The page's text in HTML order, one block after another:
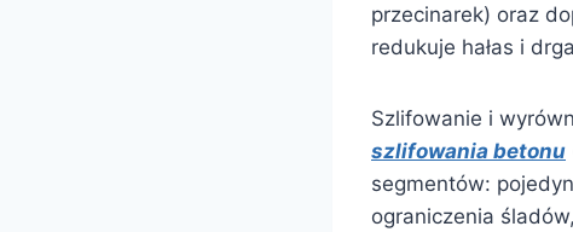
przecinarek) oraz
redukuje hałas i
Szlifowanie i
szlifowania betonu
segmentów:
ograniczenia